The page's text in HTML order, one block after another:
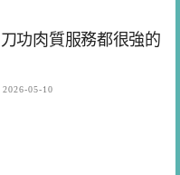
功肉質服務都很強的
2026-05-10